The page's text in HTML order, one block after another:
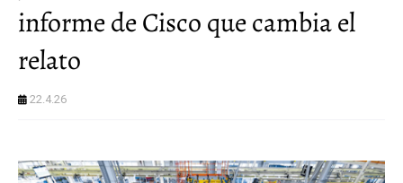
informe de Cisco que cambia el
relato
22.4.26